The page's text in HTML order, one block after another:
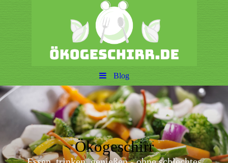
Blog
Ökogeschirr